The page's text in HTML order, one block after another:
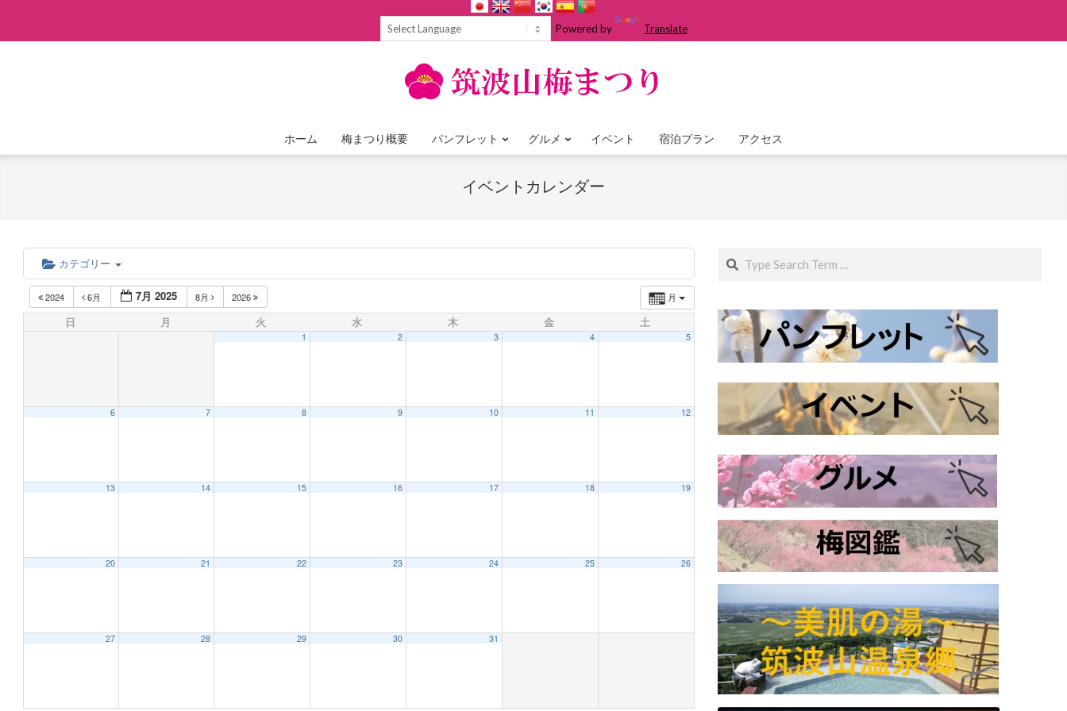
Powered by Translate
Primary
Menu
ホーム 梅まつり概要 パンフレット グルメ イベント 宿泊プラン アクセス
イベントカレンダー
カテゴリー
月
2024 6月 7月 2025 8月 2026
日 月 火 水 木 金 土
1 2 3 4 5
6 7 8 9 10 11 12
13 14 15 16 17 18 19
20 21 22 23 24 25 26
27 28 29 30 31
4:00 AM
Search